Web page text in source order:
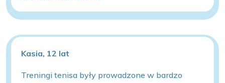
Kasia, 12 lat
Treningi tenisa były prowadzone w bardzo